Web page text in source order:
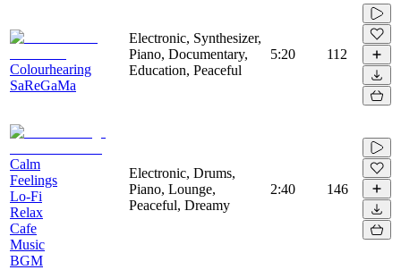
Colourhearing
SaReGaMa
Electronic, Synthesizer,
Piano, Documentary,
Education, Peaceful
5:20 112
Calm
Feelings
Lo-Fi
Relax
Cafe
Music
BGM
Electronic, Drums,
Piano, Lounge,
Peaceful, Dreamy
2:40 146